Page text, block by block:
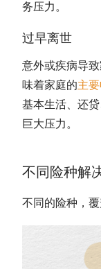
务压力。
过早离世
意外或疾病导
味着家庭的主
基本生活、还
巨大压力。
不同险种解
不同的险种，